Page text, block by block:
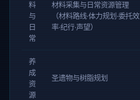
料
与
日
常
材料采集与日常资源管理
（材料路线·体力规划·委托效
率·纪行·声望）
养
成
资
源
圣遗物与树脂规划